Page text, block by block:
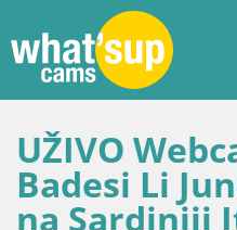
UŽIVO
Badesi Li
na Sardiniji